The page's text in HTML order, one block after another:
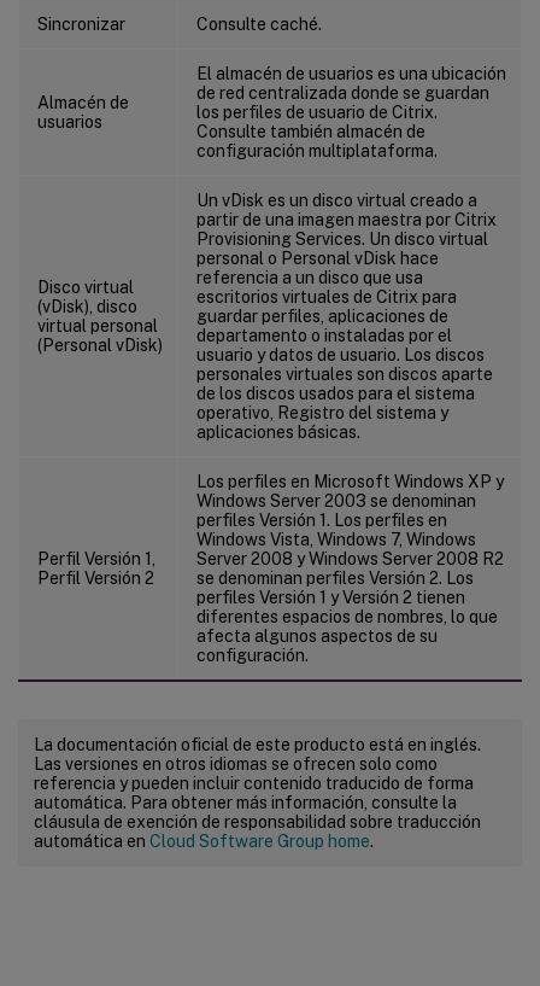
Sincronizar Consulte caché.
Almacén de
usuarios
El almacén de usuarios es una ubicación
de red centralizada donde se guardan
los perfiles de usuario de Citrix.
Consulte también almacén de
configuración multiplataforma.
Disco virtual
(vDisk), disco
virtual personal
(Personal vDisk)
Un vDisk es un disco virtual creado a
partir de una imagen maestra por Citrix
Provisioning Services. Un disco virtual
personal o Personal vDisk hace
referencia a un disco que usa
escritorios virtuales de Citrix para
guardar perfiles, aplicaciones de
departamento o instaladas por el
usuario y datos de usuario. Los discos
personales virtuales son discos aparte
de los discos usados para el sistema
operativo, Registro del sistema y
aplicaciones básicas.
Perfil Versión 1,
Perfil Versión 2
Los perfiles en Microsoft Windows XP y
Windows Server 2003 se denominan
perfiles Versión 1. Los perfiles en
Windows Vista, Windows 7, Windows
Server 2008 y Windows Server 2008 R2
se denominan perfiles Versión 2. Los
perfiles Versión 1 y Versión 2 tienen
diferentes espacios de nombres, lo que
afecta algunos aspectos de su
configuración.
La documentación oficial de este producto está en inglés.
Las versiones en otros idiomas se ofrecen solo como
referencia y pueden incluir contenido traducido de forma
automática. Para obtener más información, consulte la
cláusula de exención de responsabilidad sobre traducción
automática en Cloud Software Group home.